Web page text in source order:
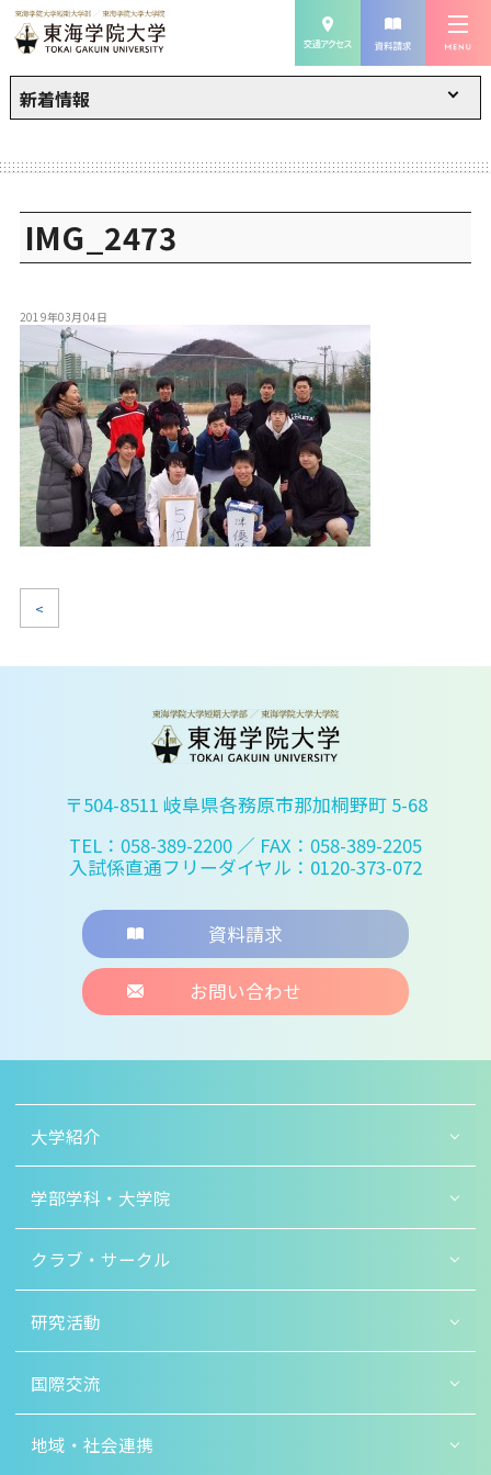
新着情報
IMG_2473
2019年03月04日
<
〒504-8511 岐阜県各務原市那加桐野町 5-68
TEL：058-389-2200 ／ FAX：058-389-2205
入試係直通フリーダイヤル：0120-373-072
資料請求
お問い合わせ
大学紹介
学部学科・大学院
クラブ・サークル
研究活動
国際交流
地域・社会連携